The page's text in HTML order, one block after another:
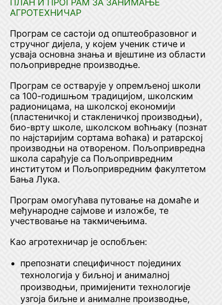
ПЛАН И ПРОГРАМ ЗА ЗАНИМАЊЕ
АГРОТЕХНИЧАР
Програм се састоји од општеобразовног и
стручног дијела, у којем ученик стиче и
усваја основна знања и вјештине из области
пољопривредне производње.
Програм се остварује у опремљеној школи
са 100-годишњом традицијом, школским
радионицама, на школској економији
(пластеничкој и стакленичкој производњи),
био-врту школе, школском воћњаку (познат
по најстаријим сортама воћака) и ратарској
производњи на отвореном. Пољопривредна
школа сарађује са Пољопривредним
институтом и Пољопривредним факултетом
Бања Лука.
Програм омогућава путовање на домаће и
међународне сајмове и изложбе, те
учествовање на такмичењима.
Као агротехничар је оспобљен:
препознати специфичност појединих
технологија у биљној и анималној
производњи, примијенити технологије
узгоја биљне и анималне производње,